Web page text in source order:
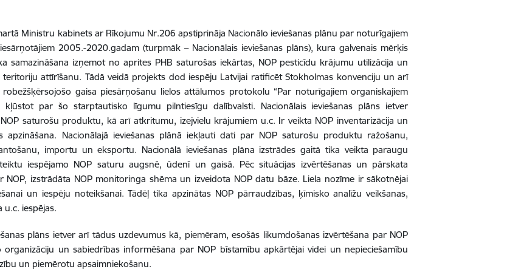
Ministru kabinets ar Rīkojumu Nr.206 apstiprināja Nacionālo ieviešanas plānu par noturīgajiem
2005.-2020.gadam (turpmāk – Nacionālais ieviešanas plāns), kura galvenais mērķis
samazināšana izņemot no aprites PHB saturošas iekārtas, NOP pesticīdu krājumu utilizācija un
teritoriju attīrīšanu. Tādā veidā projekts dod iespēju Latvijai ratificēt Stokholmas konvenciju un arī
gaisa piesārņošanu lielos attālumos protokolu “Par noturīgajiem organiskajiem
kļūstot par šo starptautisko līgumu pilntiesīgu dalībvalsti. Nacionālais ieviešanas plāns ietver
saturošu produktu, kā arī atkritumu, izejvielu krājumiem u.c. Ir veikta NOP inventarizācija un
apzināšana. Nacionālajā ieviešanas plānā iekļauti dati par NOP saturošu produktu ražošanu,
importu un eksportu. Nacionālā ieviešanas plāna izstrādes gaitā tika veikta paraugu
iespējamo NOP saturu augsnē, ūdenī un gaisā. Pēc situācijas izvērtēšanas un pārskata
NOP, izstrādāta NOP monitoringa shēma un izveidota NOP datu bāze. Liela nozīme ir sākotnējai
un iespēju noteikšanai. Tādēļ tika apzinātas NOP pārraudzības, ķīmisko analīžu veikšanas,
u.c. iespējas.
plāns ietver arī tādus uzdevumus kā, piemēram, esošās likumdošanas izvērtēšana par NOP
organizāciju un sabiedrības informēšana par NOP bīstamību apkārtējai videi un nepieciešamību
un piemērotu apsaimniekošanu.